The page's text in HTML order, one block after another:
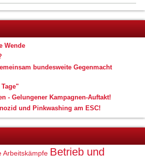
Wende
bundesweite Gegenmacht
- Gelungener Kampagnen-Auftakt!
und Pinkwashing am ESC!
Arbeitskämpfe Betrieb und